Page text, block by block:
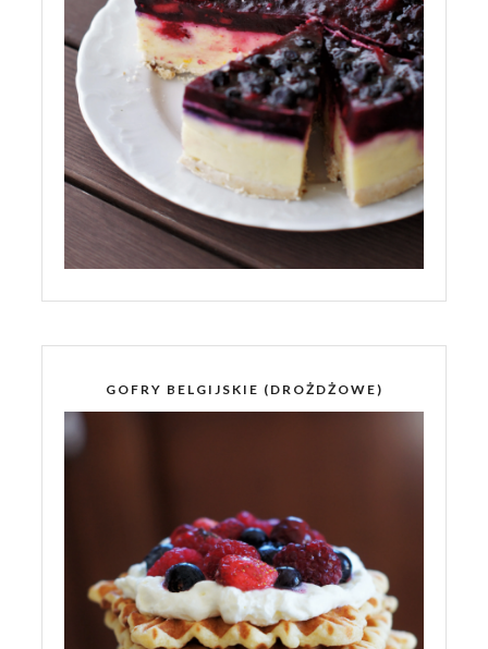
GOFRY BELGIJSKIE (DROŻDŻOWE)